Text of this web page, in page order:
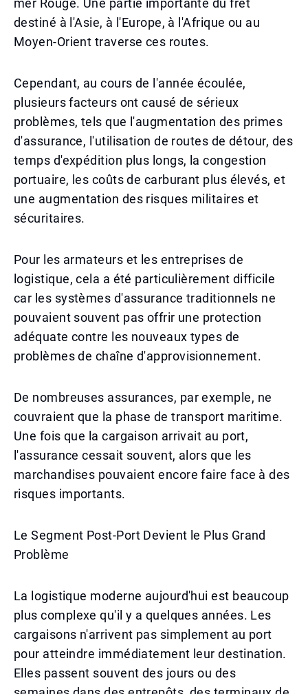
mer Rouge. Une partie importante du fret
destiné à l'Asie, à l'Europe, à l'Afrique ou au
Moyen-Orient traverse ces routes.
Cependant, au cours de l'année écoulée,
plusieurs facteurs ont causé de sérieux
problèmes, tels que l'augmentation des primes
d'assurance, l'utilisation de routes de détour, des
temps d'expédition plus longs, la congestion
portuaire, les coûts de carburant plus élevés, et
une augmentation des risques militaires et
sécuritaires.
Pour les armateurs et les entreprises de
logistique, cela a été particulièrement difficile
car les systèmes d'assurance traditionnels ne
pouvaient souvent pas offrir une protection
adéquate contre les nouveaux types de
problèmes de chaîne d'approvisionnement.
De nombreuses assurances, par exemple, ne
couvraient que la phase de transport maritime.
Une fois que la cargaison arrivait au port,
l'assurance cessait souvent, alors que les
marchandises pouvaient encore faire face à des
risques importants.
Le Segment Post-Port Devient le Plus Grand
Problème
La logistique moderne aujourd'hui est beaucoup
plus complexe qu'il y a quelques années. Les
cargaisons n'arrivent pas simplement au port
pour atteindre immédiatement leur destination.
Elles passent souvent des jours ou des